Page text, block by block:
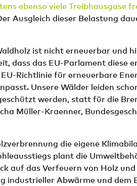
ebenso viele Treibhausgase
Ausgleich dieser Belastung
ist nicht erneuerbar und
dass das EU-Parlament diese
Richtlinie für erneuerbare
Unsere Wälder leiden
werden, statt für die
Müller-Kraenner,
die eigene
plant die
auf das Verfeuern von Holz und
industrieller Abwärme und dem